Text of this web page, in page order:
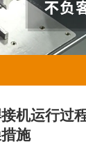
机运行过
施